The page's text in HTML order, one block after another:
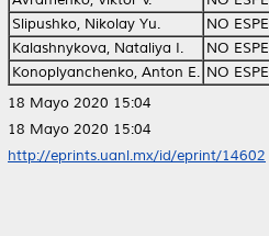
Slipushko, Nikolay Yu.
NO
Kalashnykova, Nataliya I.
NO
Konoplyanchenko, Anton E. NO
18 Mayo 2020 15:04
18 Mayo 2020 15:04
http://eprints.uanl.mx/id/eprint/14602